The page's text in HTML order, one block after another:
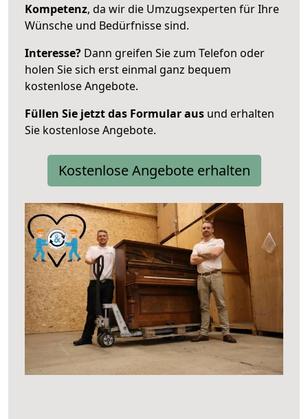
Kompetenz, da wir die Umzugsexperten für Ihre
Wünsche und Bedürfnisse sind.
Interesse? Dann greifen Sie zum Telefon oder
holen Sie sich erst einmal ganz bequem
kostenlose Angebote.
Füllen Sie jetzt das Formular aus und erhalten
Sie kostenlose Angebote.
Kostenlose Angebote erhalten